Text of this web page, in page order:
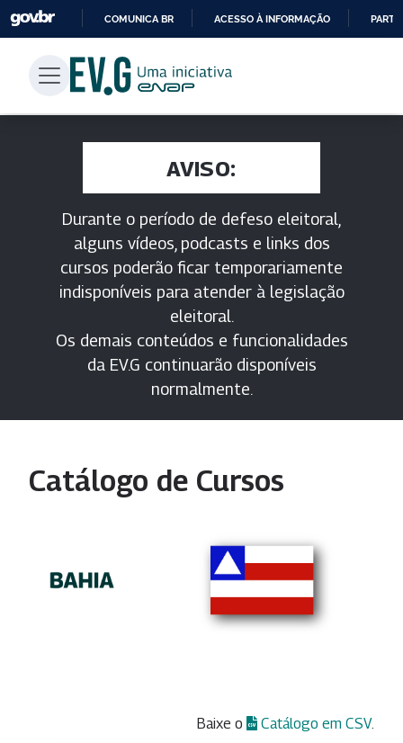
PARA
CONTEÚDO
COMUNICA BR ACESSO À INFORMAÇÃO
AVISO:
Durante o período de defeso eleitoral,
alguns vídeos, podcasts e links dos
cursos poderão ficar temporariamente
indisponíveis para atender à legislação
eleitoral.
Os demais conteúdos e funcionalidades
da EV.G continuarão disponíveis
normalmente.
Catálogo de Cursos
Baixe o Catálogo em CSV.